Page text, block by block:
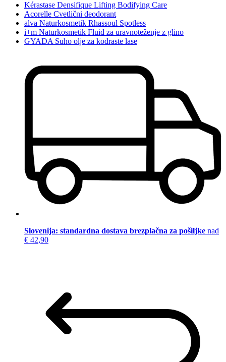
Kérastase Densifique Lifting Bodifying Care
Acorelle Cvetlični deodorant
alva Naturkosmetik Rhassoul Spotless
i+m Naturkosmetik Fluid za uravnoteženje z glino
GYADA Suho olje za kodraste lase
Slovenija: standardna dostava brezplačna za pošiljke nad
€ 42,90